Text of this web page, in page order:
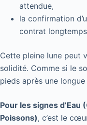
attendue,
la confirmation
contrat
Cette pleine lune peut
solidité. Comme si le
pieds après une
Pour les signes d’Eau
Poissons), c’est le